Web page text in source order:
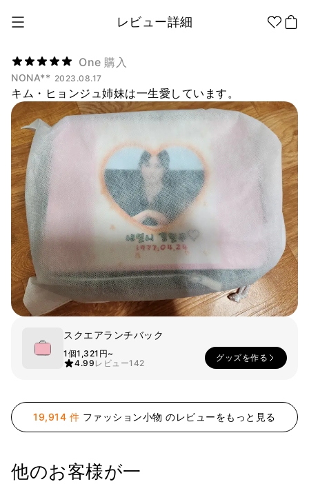
One 購入
NONA** 2023.08.17
キム・ヒョンジュ姉妹は一生愛しています。
スクエアランチバック
1個1,321円~
4.99 レビュー142
グッズを作る
19,914 件 ファッション小物 のレビューをもっと見る
他のお客様が一
レビュー詳細
1個から制作
販促品/
ノベルティ
グッズ作りの
ノウハウ
アパレル
ファッション小物
ファングッズ
ステッカー
紙製品
文具/オフィス
スマホ
ファブリック
キッズ
フレーム
アパレル カテゴリー
全商品 Tシャツ シャツ
スウェッ
トシャツ
フードパ
ーカー
ジップア
ップ